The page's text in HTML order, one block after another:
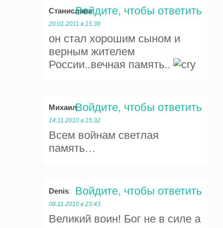
Станислава:
20.01.2011 в 15:39
он стал хорошим сыном и
верным жителем
России..вечная память..
Войдите, чтобы ответить
Михаил:
14.11.2010 в 15:32
Всем войнам светлая
память…
Войдите, чтобы ответить
Denis:
08.11.2010 в 23:43
Великий воин! Бог не в силе а
Войдите, чтобы ответить